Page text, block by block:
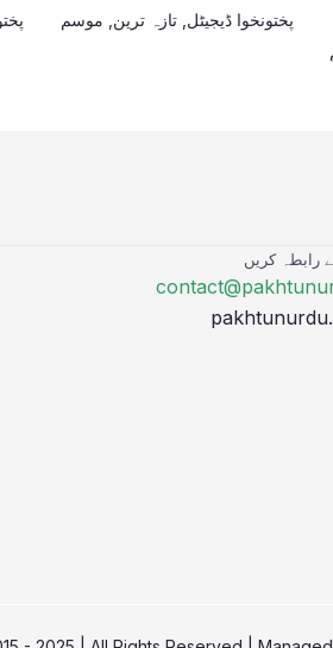
پختونخوا ڈیجیٹل ,تازہ ترین موسم
رابطہ کریں